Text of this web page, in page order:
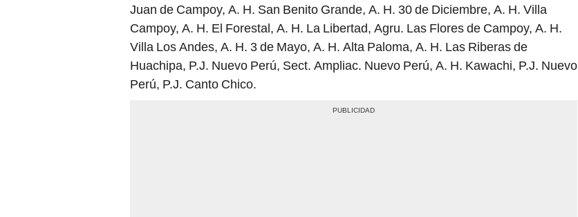
Juan de Campoy, A. H. San Benito Grande, A. H. 30 de Diciembre, A. H. Villa
Campoy, A. H. El Forestal, A. H. La Libertad, Agru. Las Flores de Campoy, A. H.
Villa Los Andes, A. H. 3 de Mayo, A. H. Alta Paloma, A. H. Las Riberas de
Huachipa, P.J. Nuevo Perú, Sect. Ampliac. Nuevo Perú, A. H. Kawachi, P.J. Nuevo
Perú, P.J. Canto Chico.